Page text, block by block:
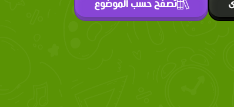
تصفّح حسب الموضوع